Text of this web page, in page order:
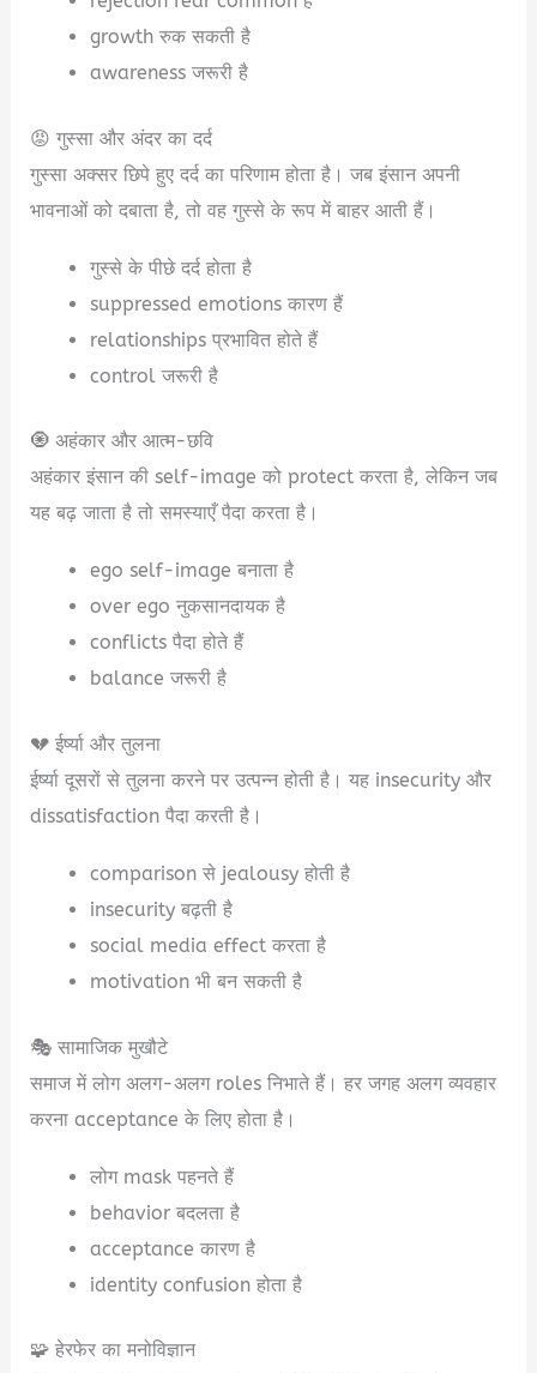
growth रुक सकती है
awareness जरूरी है
😡 गुस्सा और अंदर का दर्द
गुस्सा अक्सर छिपे हुए दर्द का परिणाम होता है। जब इंसान अपनी
भावनाओं को दबाता है, तो वह गुस्से के रूप में बाहर आती हैं।
गुस्से के पीछे दर्द होता है
suppressed emotions कारण हैं
relationships प्रभावित होते हैं
control जरूरी है
🧿 अहंकार और आत्म-छवि
अहंकार इंसान की self-image को protect करता है, लेकिन जब
यह बढ़ जाता है तो समस्याएँ पैदा करता है।
ego self-image बनाता है
over ego नुकसानदायक है
conflicts पैदा होते हैं
balance जरूरी है
💔 ईर्ष्या और तुलना
ईर्ष्या दूसरों से तुलना करने पर उत्पन्न होती है। यह insecurity और
dissatisfaction पैदा करती है।
comparison से jealousy होती है
insecurity बढ़ती है
social media effect करता है
motivation भी बन सकती है
🎭 सामाजिक मुखौटे
समाज में लोग अलग-अलग roles निभाते हैं। हर जगह अलग व्यवहार
करना acceptance के लिए होता है।
लोग mask पहनते हैं
behavior बदलता है
acceptance कारण है
identity confusion होता है
🧩 हेरफेर का मनोविज्ञान